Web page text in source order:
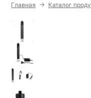
Главная → Каталог